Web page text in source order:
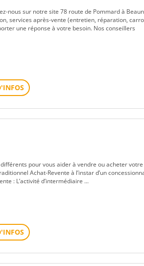
nous sur notre site 78 route de Pommard à
services après-vente (entretien, réparation,
une réponse à votre besoin. Nos conseillers
pour vous aider à vendre ou acheter votre
Achat-Revente à l’instar d’un
: L’activité d’intermédiaire ...